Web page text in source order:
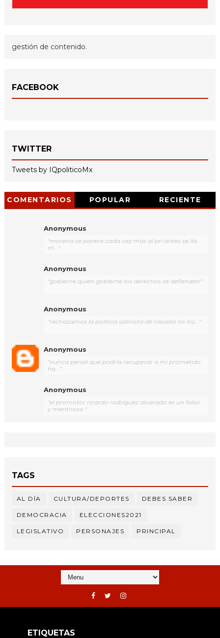
gestión de contenido.
FACEBOOK
TWITTER
Tweets by IQpoliticoMx
COMENTARIOS POPULAR RECIENTE
Anonymous
"morena se parece cada vez más al pri antes se lla
m..."
Anonymous
"gobierne quien gobierne los derechos se defienden"
Anonymous
"rechazamos la política salinista de claudia no los..."
Anonymous
"nunca pensé que podría recuperar a mi prometido
ha..."
Anonymous
"el promotor ricardo rodríguez alvarado es un falso
y mentiroso "
TAGS
AL DÍA CULTURA/DEPORTES DEBES SABER
DEMOCRACIA ELECCIONES2021
LEGISLATIVO PERSONAJES PRINCIPAL
ETIQUETAS